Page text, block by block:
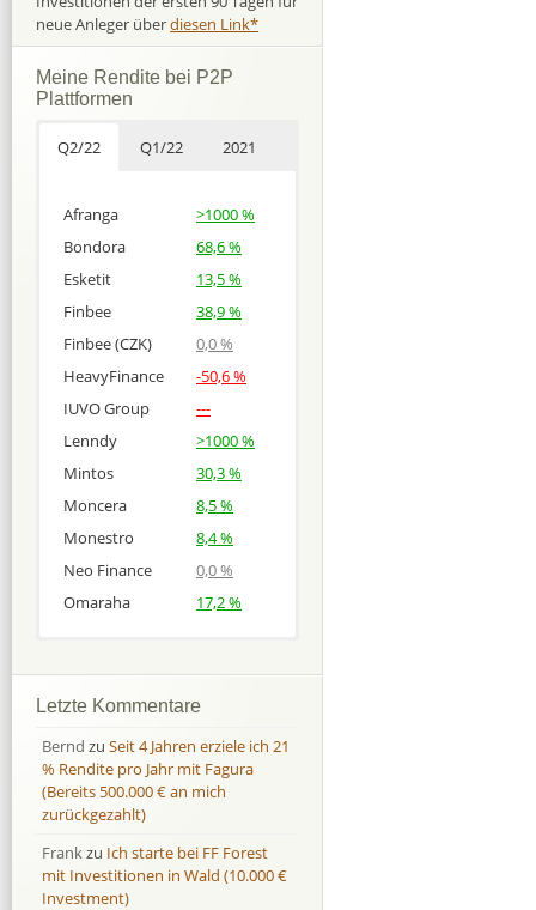
neue Anleger überdiesen Link*
Meine Rendite bei P2P
Plattformen
Q2/22 Q1/22 2021
Afranga
>1000 %
Bondora
68,6 %
Esketit
13,5 %
Finbee
38,9 %
Finbee (CZK)
0,0 %
HeavyFinance
-50,6 %
IUVO Group
---
Lenndy
>1000 %
Mintos
30,3 %
Moncera
8,5 %
Monestro
8,4 %
Neo Finance
0,0 %
Omaraha
17,2 %
Bondora
Finbee
43,2%
Finbee (CZK)
0,0 %
HeavyFinance
IUVO Group
-32,2 %
Lenndy
-314,6 %
Bondora
Finbee
35,2%
Finbee (CZK)
0,0 %
HeavyFinance
IUVO Group
-55,0 %
Lenndy
146,5 %
Letzte Kommentare
Bernd zu Seit 4 Jahren erziele ich 21
% Rendite pro Jahr mit Fagura
(Bereits 500.000 € an mich
zurückgezahlt)
Frankzu Ich starte bei FF Forest
mit Investitionen in Wald (10.000 €
Investment)